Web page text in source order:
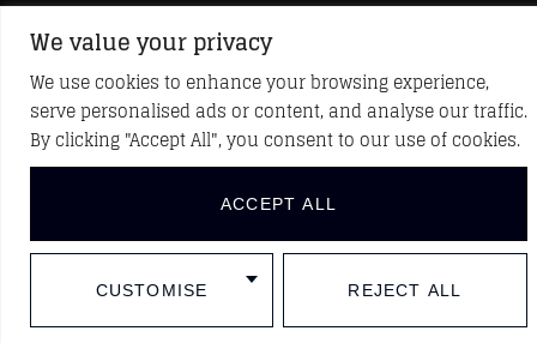
We value your privacy
We use cookies to enhance your browsing experience,
serve personalised ads or content, and analyse our traffic.
By clicking "Accept All", you consent to our use of cookies.
CUSTOMISE REJECT ALL
ACCEPT ALL